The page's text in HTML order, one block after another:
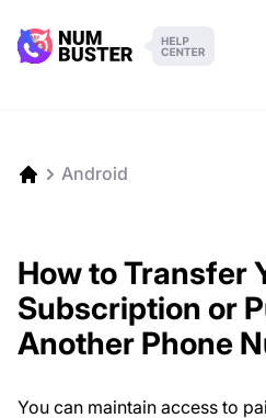
Android
How to Transfer
Subscription or
Another Phone
You can maintain access to